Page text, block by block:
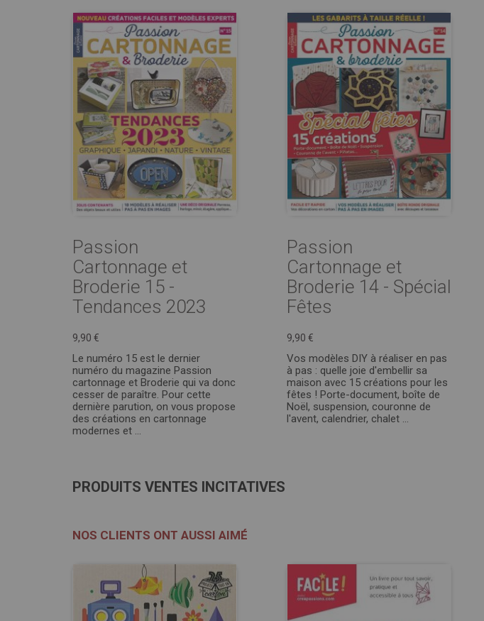
Passion
Cartonnage et
Broderie 15 -
Tendances 2023
9,90 €
Le numéro 15 est le dernier
numéro du magazine Passion
cartonnage et Broderie qui va donc
cesser de paraître. Pour cette
dernière parution, on vous propose
des créations en cartonnage
modernes et ...
Passion
Cartonnage et
Broderie 14 - Spécial
Fêtes
9,90 €
Vos modèles DIY à réaliser en pas
à pas : quelle joie d'embellir sa
maison avec 15 créations pour les
fêtes ! Porte-document, boîte de
Noël, suspension, couronne de
l'avent, calendrier, chalet ...
PRODUITS VENTES INCITATIVES
NOS CLIENTS ONT AUSSI AIMÉ